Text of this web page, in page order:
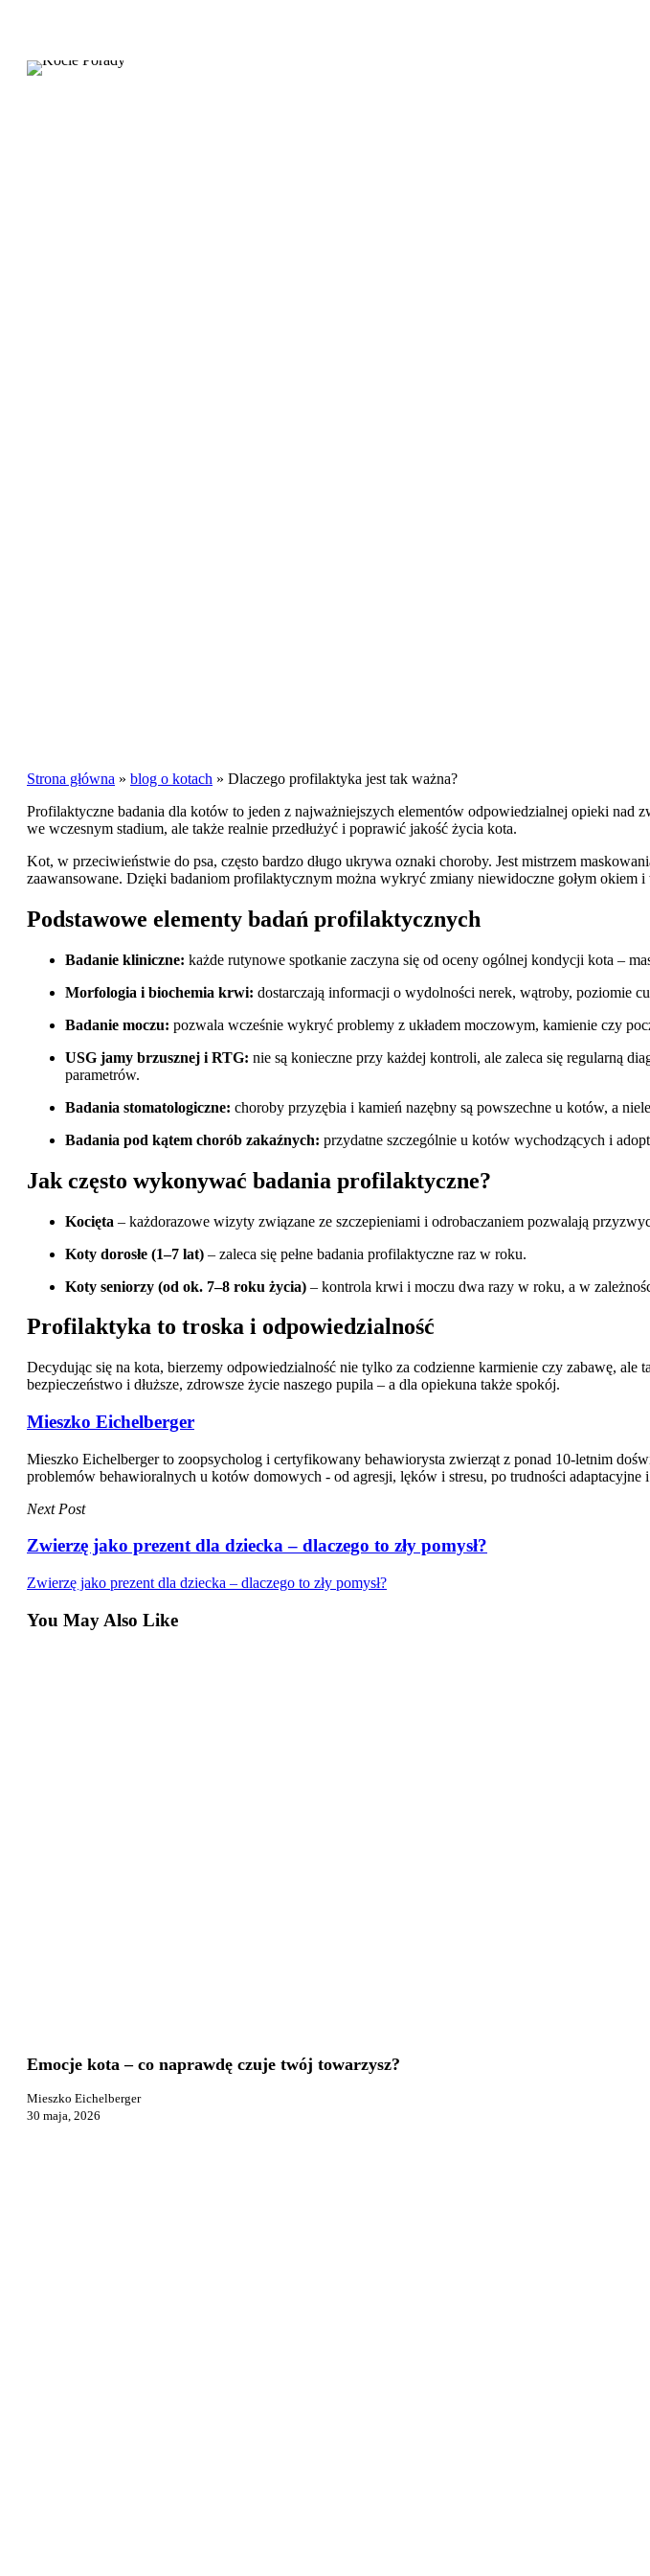
Strona główna » blog o kotach » Dlaczego profilaktyka jest tak ważna?
Profilaktyczne badania dla kotów to jeden z najważniejszych elementów odpowiedzialnej opieki
we wczesnym stadium, ale także realnie przedłużyć i poprawić jakość życia kota.
Kot, w przeciwieństwie do psa, często bardzo długo ukrywa oznaki choroby. Jest mistrzem
zaawansowane. Dzięki badaniom profilaktycznym można wykryć zmiany niewidoczne gołym okiem
Podstawowe elementy badań profilaktycznych
Badanie kliniczne: każde rutynowe spotkanie zaczyna się od oceny ogólnej kondycji kota –
Morfologia i biochemia krwi: dostarczają informacji o wydolności nerek, wątroby, poziomie
Badanie moczu: pozwala wcześnie wykryć problemy z układem moczowym, kamienie czy
USG jamy brzusznej i RTG: nie są konieczne przy każdej kontroli, ale zaleca się regularną
parametrów.
Badania stomatologiczne: choroby przyzębia i kamień nazębny są powszechne u kotów, a
Badania pod kątem chorób zakaźnych: przydatne szczególnie u kotów wychodzących i
Jak często wykonywać badania profilaktyczne?
Kocięta – każdorazowe wizyty związane ze szczepieniami i odrobaczaniem pozwalają
Koty dorosłe (1–7 lat) – zaleca się pełne badania profilaktyczne raz w roku.
Koty seniorzy (od ok. 7–8 roku życia) – kontrola krwi i moczu dwa razy w roku, a w
Profilaktyka to troska i odpowiedzialność
Decydując się na kota, bierzemy odpowiedzialność nie tylko za codzienne karmienie czy zabawę,
bezpieczeństwo i dłuższe, zdrowsze życie naszego pupila – a dla opiekuna także spokój.
Mieszko Eichelberger
Mieszko Eichelberger to zoopsycholog i certyfikowany behawiorysta zwierząt z ponad 10-letnim
problemów behawioralnych u kotów domowych - od agresji, lęków i stresu, po trudności adaptacyjne
Next Post
Zwierzę jako prezent dla dziecka – dlaczego to zły pomysł?
Zwierzę jako prezent dla dziecka – dlaczego to zły pomysł?
You May Also Like
–
naprawdę
czuje
Emocje kota – co naprawdę czuje twój towarzysz?
Mieszko Eichelberger
30 maja, 2026